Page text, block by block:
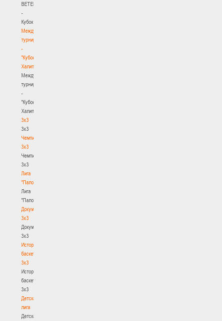
BETERA
-
Кубок
Международный
турнир
-
"Кубок
Халипского"
Международный
турнир
-
"Кубок
Халипского"
3x3
3x3
Чемпионат
3х3
Чемпионат
3х3
Лига
"Палова"
Лига
"Палова"
Документы
3х3
Документы
3х3
История
баскетбола
3х3
История
баскетбола
3х3
Детская
лига
Детская